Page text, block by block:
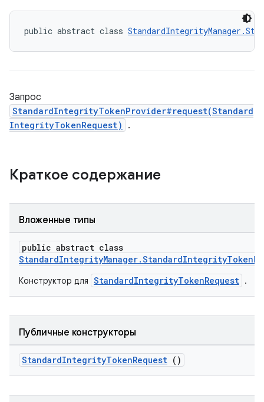
public abstract class
Запрос
StandardIntegrityTokenProvider#request(Standard
IntegrityTokenRequest)
.
Краткое содержание
Вложенные типы
public abstract class
Конструктор для StandardIntegrityTokenRequest .
Публичные конструкторы
StandardIntegrityTokenRequest ()